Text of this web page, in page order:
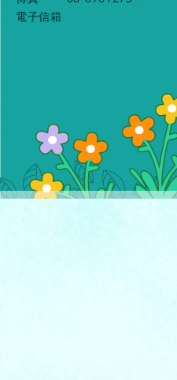
電子信箱